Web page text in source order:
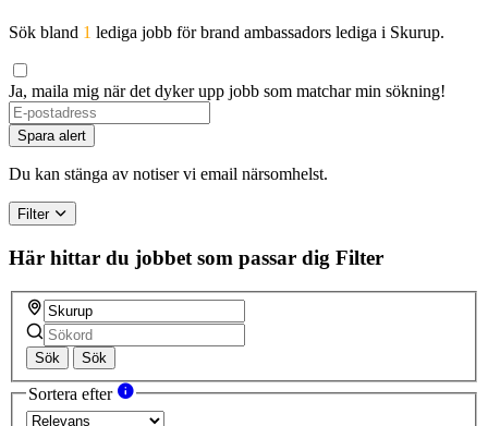
Sök bland 1 lediga jobb för brand ambassadors lediga i Skurup.
Ja, maila mig när det dyker upp jobb som matchar min sökning!
If
you
are
a
ignore
this
field
Spara alert
Du kan stänga av notiser vi email närsomhelst.
Filter
Här hittar du jobbet som passar dig Filter
Sök Sök
Sortera efter